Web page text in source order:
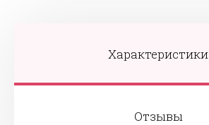
Характеристики
Отзывы